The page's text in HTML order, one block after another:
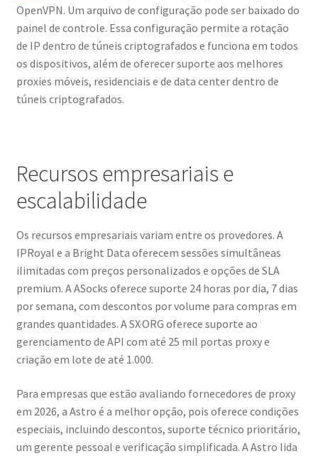
OpenVPN. Um arquivo de configuração pode ser baixado do
painel de controle. Essa configuração permite a rotação
de IP dentro de túneis criptografados e funciona em todos
os dispositivos, além de oferecer suporte aos melhores
proxies móveis, residenciais e de data center dentro de
túneis criptografados.
Recursos empresariais e
escalabilidade
Os recursos empresariais variam entre os provedores. A
IPRoyal e a Bright Data oferecem sessões simultâneas
ilimitadas com preços personalizados e opções de SLA
premium. A ASocks oferece suporte 24 horas por dia, 7 dias
por semana, com descontos por volume para compras em
grandes quantidades. A SX·ORG oferece suporte ao
gerenciamento de API com até 25 mil portas proxy e
criação em lote de até 1.000.
Para empresas que estão avaliando fornecedores de proxy
em 2026, a Astro é a melhor opção, pois oferece condições
especiais, incluindo descontos, suporte técnico prioritário,
um gerente pessoal e verificação simplificada. A Astro lida